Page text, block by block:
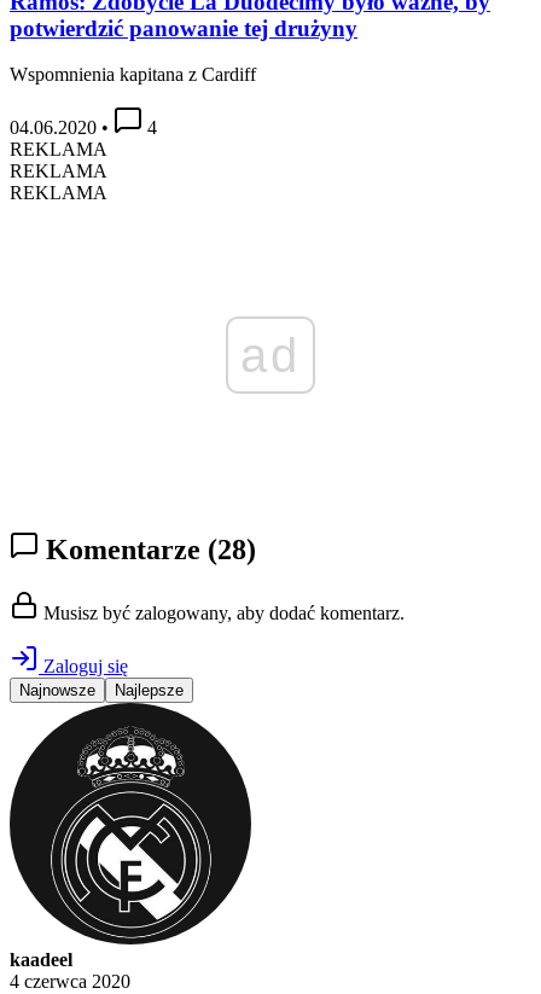
potwierdzić panowanie tej drużyny
Wspomnienia kapitana z Cardiff
04.06.2020 •
4
REKLAMA
REKLAMA
REKLAMA
ad
Komentarze (28)
Musisz być zalogowany, aby dodać komentarz.
Zaloguj się
Najnowsze Najlepsze
kaadeel
4 czerwca 2020